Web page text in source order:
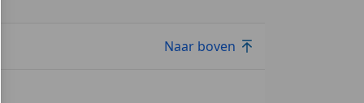
Naar boven